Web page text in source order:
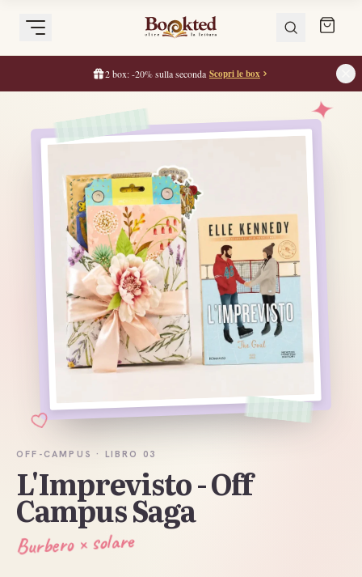
2 box: -20% sulla seconda Scopri le box
OFF-CAMPUS · LIBRO 03
L'Imprevisto - Off
Campus Saga
Burbero × solare